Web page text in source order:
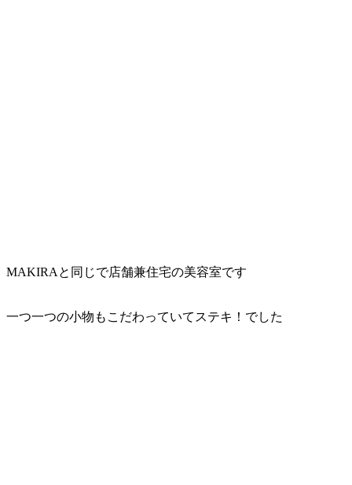
MAKIRAと同じで店舗兼住宅の美容室です
一つ一つの小物もこだわっていてステキ！でした